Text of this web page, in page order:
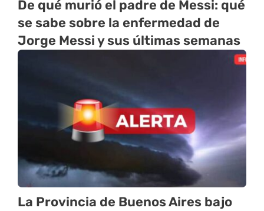
De qué murió el padre de Messi: qué
se sabe sobre la enfermedad de
Jorge Messi y sus últimas semanas
La Provincia de Buenos Aires bajo